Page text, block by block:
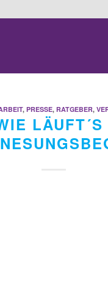
,PRESSE,RATGEBER,